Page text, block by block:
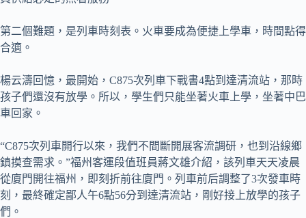
第二個難題，是列車時刻表。火車要成為便捷上學車，時間點得
合適。
楊云濤回憶，最開始，C875次列車下戰書4點到達清流站，那時
孩子們還沒有放學。所以，學生們只能坐著火車上學，坐著中巴
車回家。
“C875次列車開行以來，我們不間斷開展客流調研，也到沿線鄉
鎮摸查需求。”福州客運段值班員蔣文雄介紹，該列車天天凌晨
從廈門開往福州，即刻折前往廈門。列車前后調整了3次發車時
刻，最終確定鄙人午6點56分到達清流站，剛好接上放學的孩子
們。